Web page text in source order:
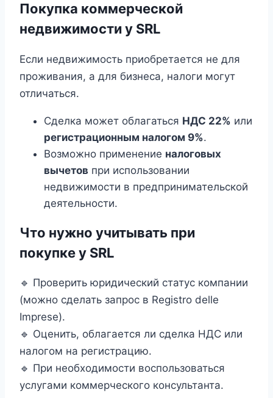
Покупка коммерческой
недвижимости у SRL
Если недвижимость приобретается не для
проживания, а для бизнеса, налоги могут
отличаться.
Сделка может облагаться НДС 22% или
регистрационным налогом 9%.
Возможно применение налоговых
вычетов при использовании
недвижимости в предпринимательской
деятельности.
Что нужно учитывать при
покупке у SRL
🔹 Проверить юридический статус компании
(можно сделать запрос в Registro delle
Imprese).
🔹 Оценить, облагается ли сделка НДС или
налогом на регистрацию.
🔹 При необходимости воспользоваться
услугами коммерческого консультанта.